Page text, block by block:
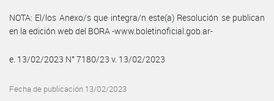
NOTA: El/los Anexo/s que integra/n este(a) Resolución se publican
en la edición web del BORA -www.boletinoficial.gob.ar-
e. 13/02/2023 N° 7180/23 v. 13/02/2023
Fecha de publicación 13/02/2023